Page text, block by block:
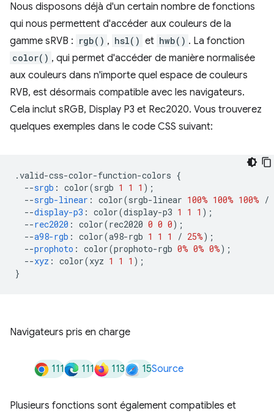
Nous disposons déjà d'un certain nombre de fonctions
qui nous permettent d'accéder aux couleurs de la
gamme sRVB : rgb() , hsl() et hwb() . La fonction
color() , qui permet d'accéder de manière normalisée
aux couleurs dans n'importe quel espace de couleurs
RVB, est désormais compatible avec les navigateurs.
Cela inclut sRGB, Display P3 et Rec2020. Vous trouverez
quelques exemples dans le code CSS suivant:
.valid-css-color-function-colors {
--srgb : color(srgb 1 1 1 );
--srgb-linear : color(srgb-linear 100% 100% 100% /
--display-p3 : color(display-p3 1 1 1 );
--rec2020 : color(rec2020 0 0 0);
--a98-rgb : color(a98-rgb 1 1 1 / 25%);
--prophoto : color(prophoto-rgb 0% 0% 0%);
--xyz : color(xyz 1 1 1 );
}
Navigateurs pris en charge
111 111 113 15Source
Plusieurs fonctions sont également compatibles et